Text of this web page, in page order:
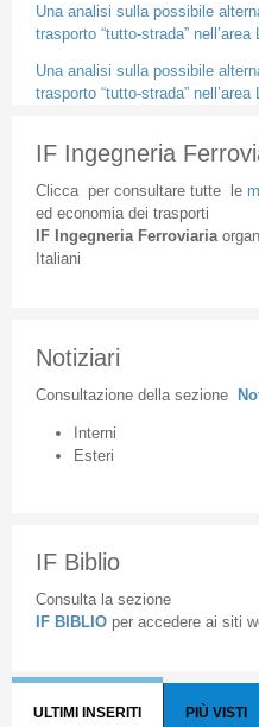
Una analisi sulla possibile
trasporto “tutto-strada”
Una analisi sulla possibile
trasporto “tutto-strada”
IF Ingegneria
Cliccaper consultare tuttele
ed economia dei trasporti
IF Ingegneria Ferroviaria
Italiani
Notiziari
Consultazione della sezione
Interni
Esteri
IF Biblio
Consulta la sezione
IF BIBLIO per accedere ai siti
ULTIMI INSERITI PIÙ VISTI